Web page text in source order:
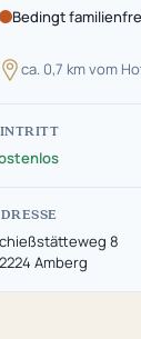
Bedingt
ca. 0,7 km vom
8
Amberg